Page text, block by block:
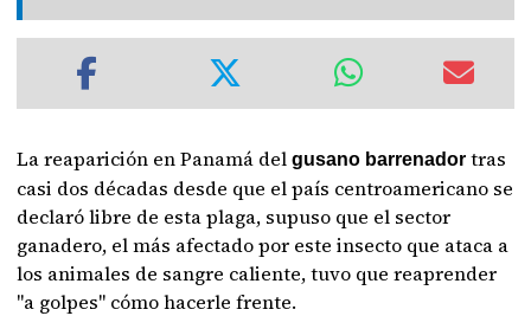
La reaparición en Panamá delgusano barrenadortras
casi dos décadas desde que el país centroamericano se
declaró libre de esta plaga, supuso que el sector
ganadero, el más afectado por este insecto que ataca a
los animales de sangre caliente, tuvo que reaprender
"a golpes" cómo hacerle frente.